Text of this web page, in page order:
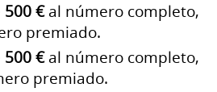
500 €al número completo,
premiado.
500 €al número completo,
premiado.